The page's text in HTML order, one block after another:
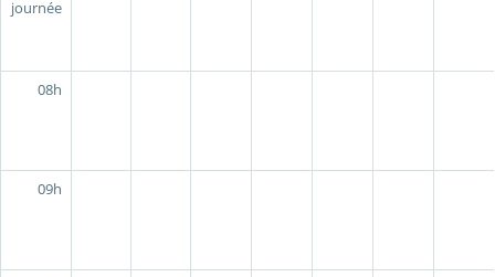
journée
08h
09h